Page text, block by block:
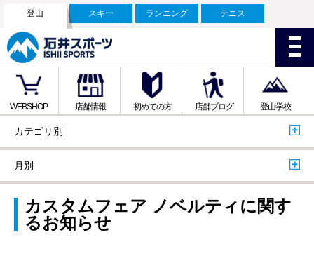
登山 スキー ランニング テニス
WEBSHOP 店舗情報 初めての方 店舗ブログ 登山学校
カテゴリ別
月別
カスタムフェア ノベルティに関す
るお知らせ